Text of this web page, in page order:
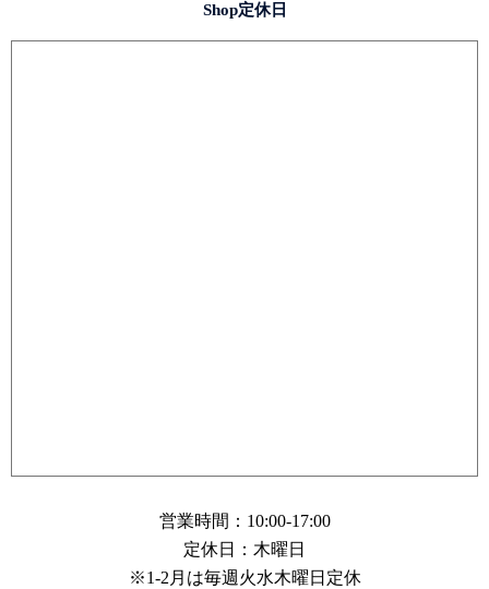
Shop定休日
営業時間：10:00-17:00
定休日：木曜日
※1-2月は毎週火水木曜日定休